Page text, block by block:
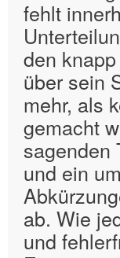
fehlt
den
über sein
mehr, als
gemacht
sagenden
und ein
ab. Wie
und